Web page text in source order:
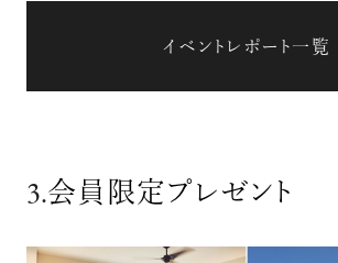
イベントレポート一覧
3.会員限定プレゼント